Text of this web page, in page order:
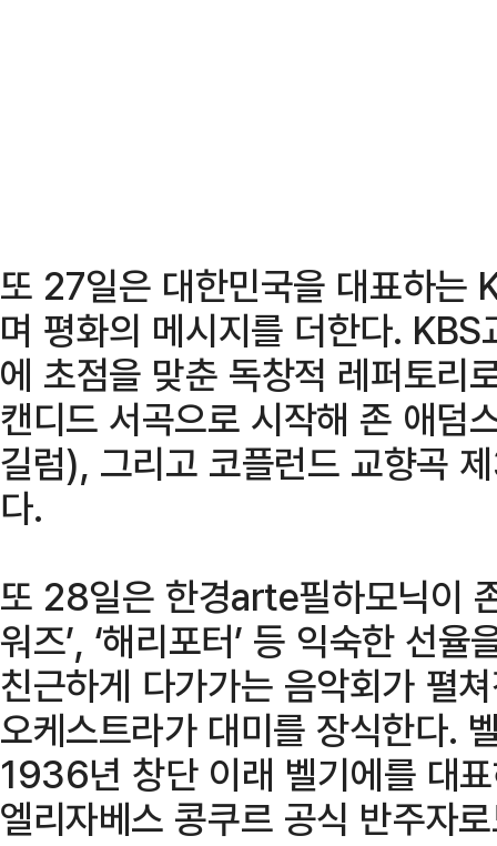
또 27일은 대한민국을 대표하는
며 평화의 메시지를 더한다.
에 초점을 맞춘 독창적 레퍼토리
캔디드 서곡으로 시작해 존 애덤
길럼), 그리고 코플런드 교향곡
다.
또 28일은 한경arte필하모닉이
워즈’, ‘해리포터’ 등 익숙한 선
친근하게 다가가는 음악회가 펼
오케스트라가 대미를 장식한다.
1936년 창단 이래 벨기에를 대
엘리자베스 콩쿠르 공식 반주자